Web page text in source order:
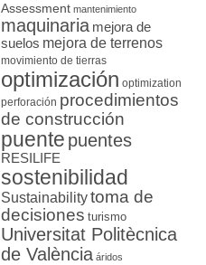
Assessment mantenimiento
maquinaria mejora de
suelos mejora de terrenos
movimiento de tierras
optimización optimization
perforación procedimientos
de construcción
puente puentes
RESILIFE
sostenibilidad
Sustainabilitytoma de
decisiones turismo
Universitat Politècnica
de València áridos